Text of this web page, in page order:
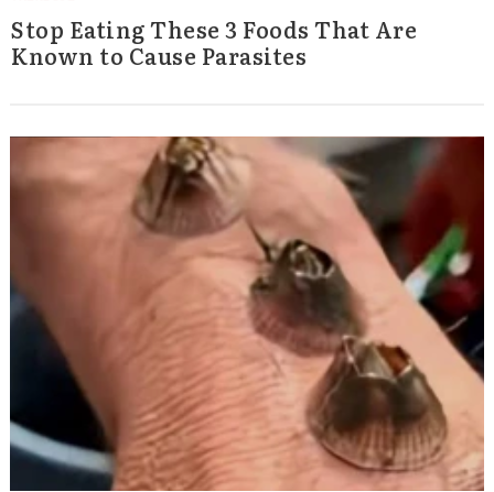
Stop Eating These 3 Foods That Are
Known to Cause Parasites